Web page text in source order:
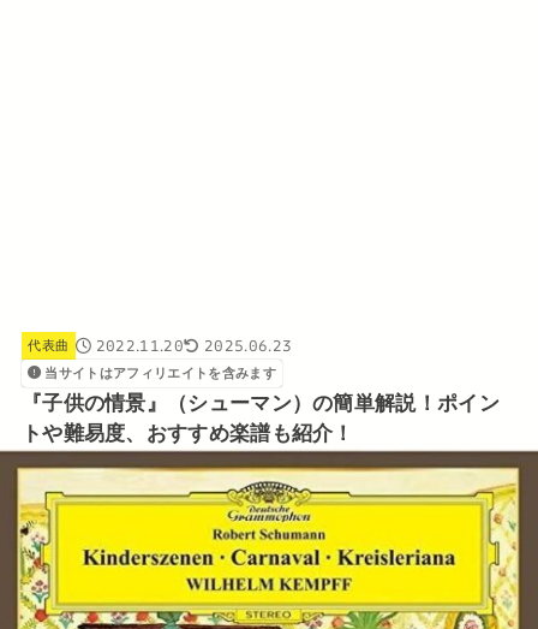
代表曲 2022.11.20 2025.06.23
当サイトはアフィリエイトを含みます
『子供の情景』（シューマン）の簡単解説！ポイン
トや難易度、おすすめ楽譜も紹介！